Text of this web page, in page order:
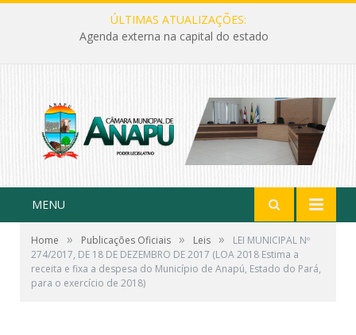
ÚLTIMAS ATUALIZAÇÕES:
Agenda externa na capital do estado
MENU
Home » Publicações Oficiais » Leis »
LEI MUNICIPAL Nº
274/2017, DE 18 DE DEZEMBRO DE 2017 (LOA 2018 Estima a
receita e fixa a despesa do Município de Anapú, Estado do Pará,
para o exercício de 2018)